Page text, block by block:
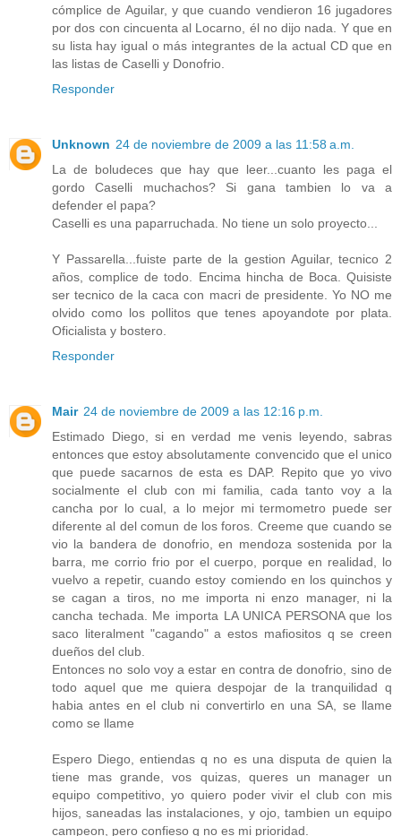
cómplice de Aguilar, y que cuando vendieron 16 jugadores
por dos con cincuenta al Locarno, él no dijo nada. Y que en
su lista hay igual o más integrantes de la actual CD que en
las listas de Caselli y Donofrio.
Responder
Unknown 24 de noviembre de 2009 a las 11:58 a.m.
La de boludeces que hay que leer...cuanto les paga el
gordo Caselli muchachos? Si gana tambien lo va a
defender el papa?
Caselli es una paparruchada. No tiene un solo proyecto...
Y Passarella...fuiste parte de la gestion Aguilar, tecnico 2
años, complice de todo. Encima hincha de Boca. Quisiste
ser tecnico de la caca con macri de presidente. Yo NO me
olvido como los pollitos que tenes apoyandote por plata.
Oficialista y bostero.
Responder
Mair 24 de noviembre de 2009 a las 12:16 p.m.
Estimado Diego, si en verdad me venis leyendo, sabras
entonces que estoy absolutamente convencido que el unico
que puede sacarnos de esta es DAP. Repito que yo vivo
socialmente el club con mi familia, cada tanto voy a la
cancha por lo cual, a lo mejor mi termometro puede ser
diferente al del comun de los foros. Creeme que cuando se
vio la bandera de donofrio, en mendoza sostenida por la
barra, me corrio frio por el cuerpo, porque en realidad, lo
vuelvo a repetir, cuando estoy comiendo en los quinchos y
se cagan a tiros, no me importa ni enzo manager, ni la
cancha techada. Me importa LA UNICA PERSONA que los
saco literalment "cagando" a estos mafiositos q se creen
dueños del club.
Entonces no solo voy a estar en contra de donofrio, sino de
todo aquel que me quiera despojar de la tranquilidad q
habia antes en el club ni convertirlo en una SA, se llame
como se llame
Espero Diego, entiendas q no es una disputa de quien la
tiene mas grande, vos quizas, queres un manager un
equipo competitivo, yo quiero poder vivir el club con mis
hijos, saneadas las instalaciones, y ojo, tambien un equipo
campeon, pero confieso q no es mi prioridad.